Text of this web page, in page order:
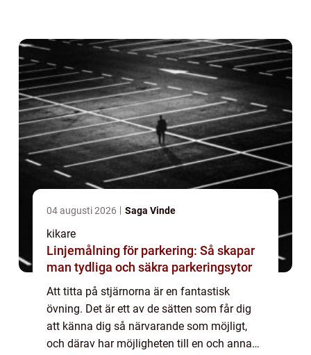
04 augusti 2026 Saga Vinde
kikare
Linjemålning för parkering: Så skapar
man tydliga och säkra parkeringsytor
Att titta på stjärnorna är en fantastisk
övning. Det är ett av de sätten som får dig
att känna dig så närvarande som möjligt,
och därav har möjligheten till en och annan